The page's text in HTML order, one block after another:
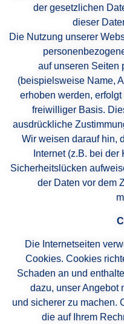
der gesetzlichen
dieser
Die Nutzung unserer
auf unseren Seiten
(beispielsweise Name,
erhoben werden,
freiwilliger Basis.
ausdrückliche
Wir weisen darauf hin,
Internet (z.B. bei
Sicherheitslücken
der Daten vor dem
Die Internetseiten
Cookies. Cookies
Schaden an und
dazu, unser Angebot
und sicherer zu machen.
die auf Ihrem